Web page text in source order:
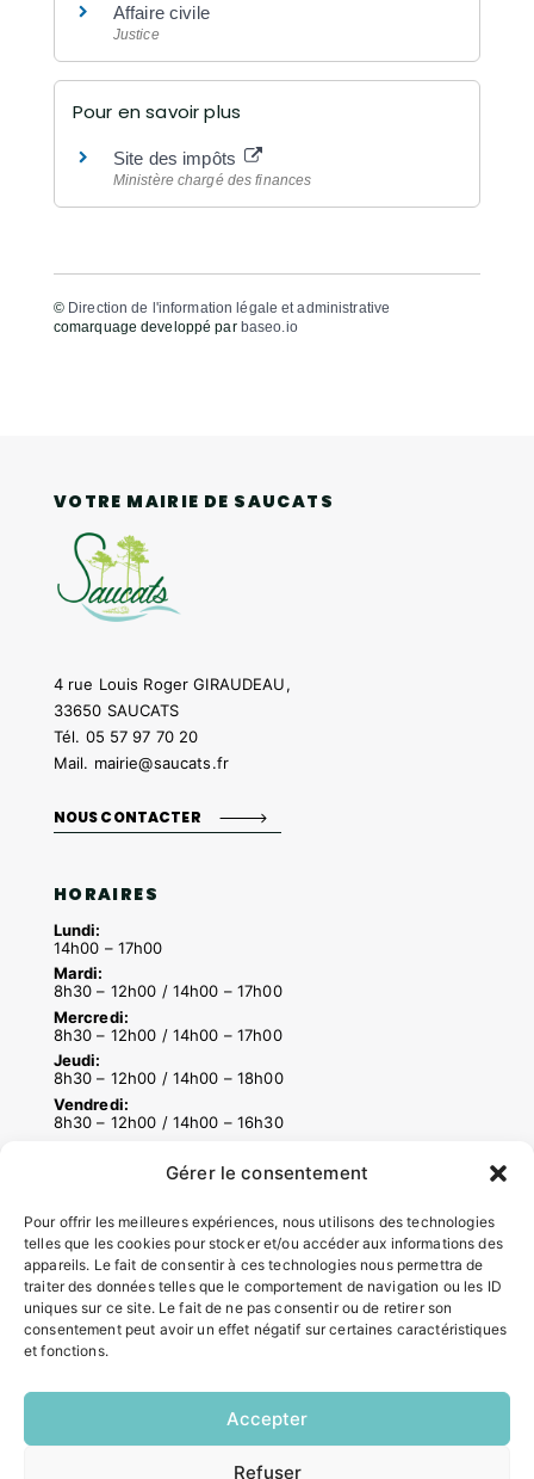
Gérer le consentement
Pour offrir les meilleures expériences, nous utilisons des technologies
telles que les cookies pour stocker et/ou accéder aux informations des
appareils. Le fait de consentir à ces technologies nous permettra de
traiter des données telles que le comportement de navigation ou les ID
uniques sur ce site. Le fait de ne pas consentir ou de retirer son
consentement peut avoir un effet négatif sur certaines caractéristiques
et fonctions.
Accepter
Refuser
Affaire civile
Justice
Pour en savoir plus
Site des impôts
Ministère chargé des finances
© Direction de l'information légale et administrative
comarquage developpé par baseo.io
VOTRE MAIRIE DE SAUCATS
4 rue Louis Roger GIRAUDEAU,
33650 SAUCATS
Tél. 05 57 97 70 20
Mail. mairie@saucats.fr
NOUS CONTACTER
HORAIRES
Lundi:
14h00 – 17h00
Mardi:
8h30 – 12h00 / 14h00 – 17h00
Mercredi:
8h30 – 12h00 / 14h00 – 17h00
Jeudi:
8h30 – 12h00 / 14h00 – 18h00
Vendredi:
8h30 – 12h00 / 14h00 – 16h30
Contacter la mairie
Pôle santé
Le Saucatais
Formalités administratives
Restauration scolaire
INFORMATIONS LÉGALES